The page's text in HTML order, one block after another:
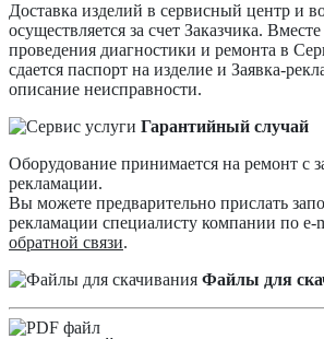
Доставка изделий в сервисный центр и
осуществляется за счет Заказчика.
проведения диагностики и ремонта в
сдается паспорт на изделие и Заявка-
описание неисправности.
Гарантийный случай
Оборудование принимается на ремонт с
рекламации.
Вы можете предварительно прислать
рекламации специалисту компании по e-
обратной связи.
Файлы для